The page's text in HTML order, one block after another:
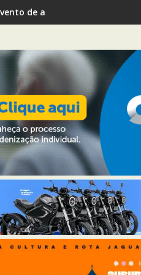
de até 80 km/h em Itabirito